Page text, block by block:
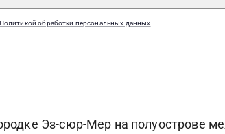
Политикой обработки персональных данных
Эз-cюр-Мер на полуострове